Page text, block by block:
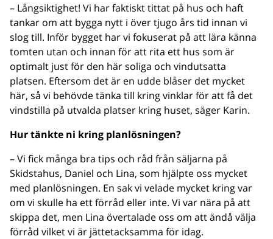
– Långsiktighet! Vi har faktiskt tittat på hus och haft
tankar om att bygga nytt i över tjugo års tid innan vi
slog till. Inför bygget har vi fokuserat på att lära känna
tomten utan och innan för att rita ett hus som är
optimalt just för den här soliga och vindutsatta
platsen. Eftersom det är en udde blåser det mycket
här, så vi behövde tänka till kring vinklar för att få det
vindstilla på utvalda platser kring huset, säger Karin.
Hur tänkte ni kring planlösningen?
– Vi fick många bra tips och råd från säljarna på
Skidstahus, Daniel och Lina, som hjälpte oss mycket
med planlösningen. En sak vi velade mycket kring var
om vi skulle ha ett förråd eller inte. Vi var nära på att
skippa det, men Lina övertalade oss om att ändå välja
förråd vilket vi är jättetacksamma för idag.